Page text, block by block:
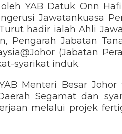
YAB Datuk Onn
Jawatankuasa
hadir ialah Ahli
Pengarah Jabatan
(Jabatan
syarikat induk.
Menteri Besar
Segamat dan
melalui projek